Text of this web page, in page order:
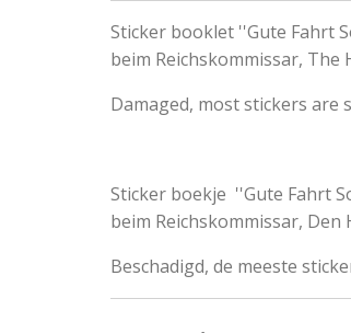
Sticker booklet ''Gute Fahrt
beim Reichskommissar, The
Damaged, most stickers are
Sticker boekje ''Gute Fahrt
beim Reichskommissar, Den
Beschadigd, de meeste